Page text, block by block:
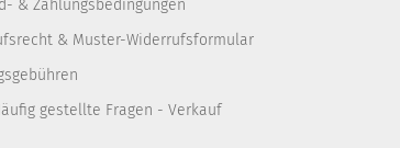
& Zahlungsbedingungen
& Muster-Widerrufsformular
gestellte Fragen - Verkauf